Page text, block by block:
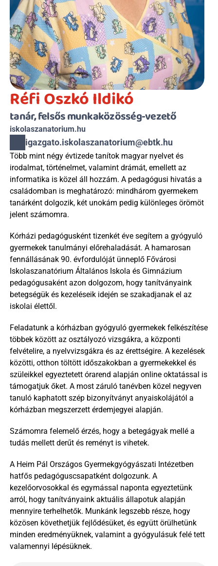
Réfi Oszkó Ildikó
tanár, felsős munkaközösség-vezető
iskolaszanatorium.hu
igazgato.iskolaszanatorium@ebtk.hu
Több mint négy évtizede tanítok magyar nyelvet és
irodalmat, történelmet, valamint drámát, emellett az
informatika is közel áll hozzám. A pedagógusi hivatás a
családomban is meghatározó: mindhárom gyermekem
tanárként dolgozik, két unokám pedig különleges örömöt
jelent számomra.
Kórházi pedagógusként tizenkét éve segítem a gyógyuló
gyermekek tanulmányi előrehaladását. A hamarosan
fennállásának 90. évfordulóját ünneplő Fővárosi
Iskolaszanatórium Általános Iskola és Gimnázium
pedagógusaként azon dolgozom, hogy tanítványaink
betegségük és kezeléseik idején se szakadjanak el az
iskolai élettől.
Feladatunk a kórházban gyógyuló gyermekek felkészítése
többek között az osztályozó vizsgákra, a központi
felvételire, a nyelvvizsgákra és az érettségire. A kezelések
közötti, otthon töltött időszakokban a gyermekekkel és
szüleikkel egyeztetett órarend alapján online oktatással is
támogatjuk őket. A most záruló tanévben közel negyven
tanuló kaphatott szép bizonyítványt anyaiskolájától a
kórházban megszerzett érdemjegyei alapján.
Számomra felemelő érzés, hogy a betegágyak mellé a
tudás mellett derűt és reményt is vihetek.
A Heim Pál Országos Gyermekgyógyászati Intézetben
hatfős pedagóguscsapatként dolgozunk. A
kezelőorvosokkal és egymással naponta egyeztetünk
arról, hogy tanítványaink aktuális állapotuk alapján
mennyire terhelhetők. Munkánk legszebb része, hogy
közösen követhetjük fejlődésüket, és együtt örülhetünk
minden eredményüknek, valamint a gyógyulásuk felé tett
valamennyi lépésüknek.